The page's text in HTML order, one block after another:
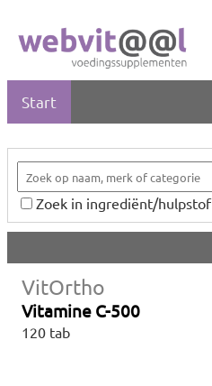
Start
Zoek in ingrediënt/hulpstof
VitOrtho
Vitamine C-500
120 tab